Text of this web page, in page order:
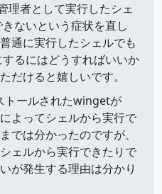
理者として実行したシェ
ないという症状を直し
通に実行したシェルでも
るにはどうすればいいか
だけると嬉しいです。
ールされたwingetが
よってシェルから実行で
では分かったのですが、
ェルから実行できたりで
が発生する理由は分かり